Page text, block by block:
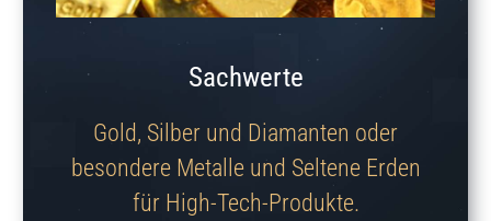
Sachwerte
Gold, Silber und Diamanten oder
besondere Metalle und Seltene Erden
für High-Tech-Produkte.